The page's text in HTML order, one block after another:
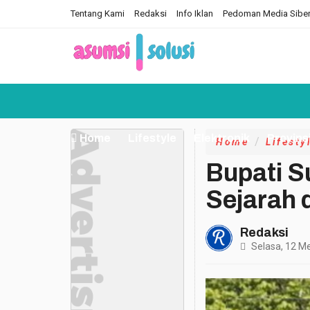
Tentang Kami Redaksi Info Iklan Pedoman Media Siber
Home Elektronik
Home
Bupati
Sejarah
Redaksi
Selasa, 12